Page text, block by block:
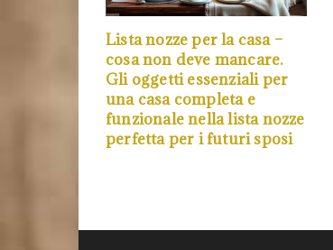
Lista nozze per la casa –
cosa non deve mancare.
Gli oggetti essenziali per
una casa completa e
funzionale nella lista nozze
perfetta per i futuri sposi